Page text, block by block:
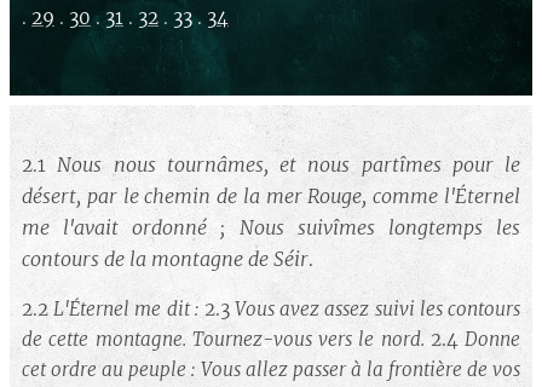
. 29 . 30 . 31 . 32 . 33. 34
2.1Nous nous tournâmes, et nous partîmes pour le
désert, par le chemin de la mer Rouge, comme l'Éternel
me l'avait ordonné ; Nous suivîmes longtemps les
contours de la montagne de Séir.
2.2L'Éternel me dit : 2.3Vous avez assez suivi les contours
de cette montagne. Tournez-vous vers le nord.2.4Donne
cet ordre au peuple : Vous allez passer à la frontière de vos